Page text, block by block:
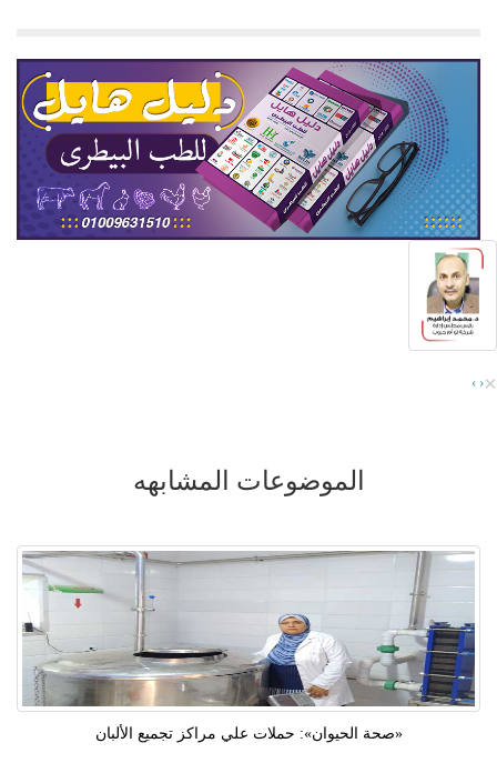
‹
› ×
الموضوعات المشابهه
«صحة الحيوان»: حملات علي مراكز تجميع الألبان